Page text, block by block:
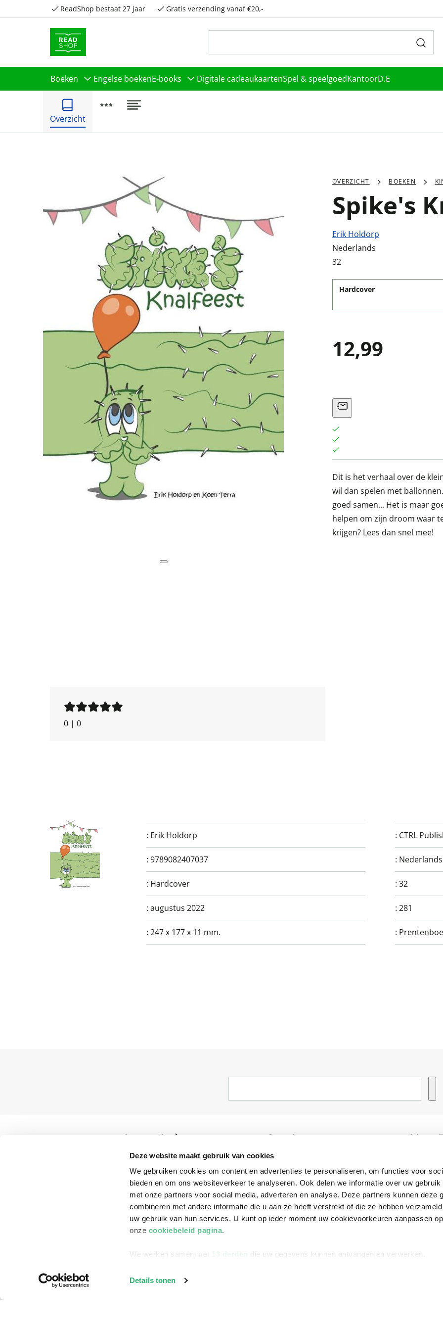
Deze website maakt gebruik van cookies
We gebruiken cookies om content en advertenties te personaliseren, om functies voor
bieden en om ons websiteverkeer te analyseren. Ook delen we informatie over uw
met onze partners voor social media, adverteren en analyse. Deze partners kunnen deze
combineren met andere informatie die u aan ze heeft verstrekt of die ze hebben
uw gebruik van hun services. U kunt op ieder moment uw cookievoorkeuren aanpassen op
onze cookiebeleid pagina.
We werken samen met 13 derden die uw gegevens kunnen ontvangen en verwerken.
Details tonen
ReadShop bestaat 27 jaar Gratis verzending vanaf €20,-
Boeken Engelse boekenE-books Digitale cadeaukaartenSpel & speelgoedKantoorD.E
Overzicht
OVERZICHT BOEKEN
Spike's
Erik Holdorp
Nederlands
32
Hardcover
12,99
Dit is het verhaal over de
wil dan spelen met
goed samen... Het is maar
helpen om zijn droom waar
krijgen? Lees dan snel mee!
0 | 0
: Erik Holdorp : CTRL
: 9789082407037 : Nederlands
: Hardcover :32
: augustus 2022 :281
: 247 x 177 x 11 mm. :
Klantenservice
Bestellen
Bezorging
Retourneren
Veelgestelde vragen
Informatie
Over ons
Vacatures
Winkels en openingstijden
Cadeaukaart
Ondernemer worden
Advies
Instagram
088 - 133